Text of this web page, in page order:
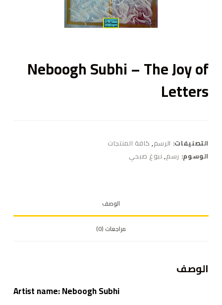
Neboogh Subhi – The Joy of
Letters
التصنيفات: الرسم, كافة المنتجات
الوسوم: رسم, نبوغ صبحي
الوصف
مراجعات (0)
الوصف
Artist name: Neboogh Subhi